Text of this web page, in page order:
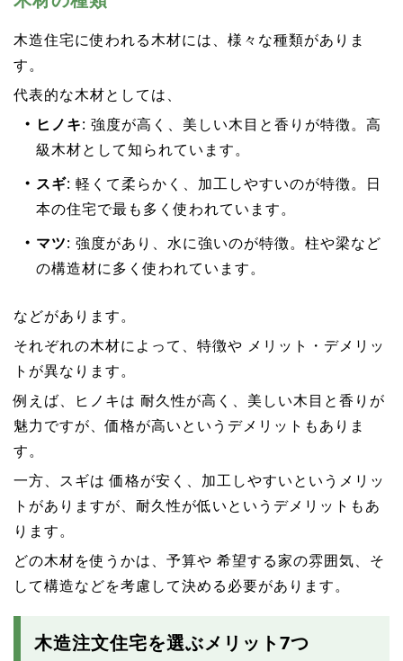
木造住宅に使われる木材には、様々な種類がありま
す。
代表的な木材としては、
ヒノキ: 強度が高く、美しい木目と香りが特徴。高
級木材として知られています。
スギ: 軽くて柔らかく、加工しやすいのが特徴。日
本の住宅で最も多く使われています。
マツ: 強度があり、水に強いのが特徴。柱や梁など
の構造材に多く使われています。
などがあります。
それぞれの木材によって、特徴や メリット・デメリッ
トが異なります。
例えば、ヒノキは 耐久性が高く、美しい木目と香りが
魅力ですが、価格が高いというデメリットもありま
す。
一方、スギは 価格が安く、加工しやすいというメリッ
トがありますが、耐久性が低いというデメリットもあ
ります。
どの木材を使うかは、予算や 希望する家の雰囲気、そ
して構造などを考慮して決める必要があります。
木造注文住宅を選ぶメリット7つ